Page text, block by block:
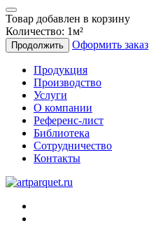
Товар добавлен в корзину
Количество: 1м²
Продолжить Оформить заказ
Продукция
Производство
Услуги
О компании
Референс-лист
Библиотека
Сотрудничество
Контакты